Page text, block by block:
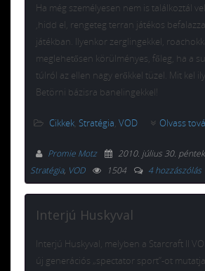
Ha még személyesen nem is találkoztál
,hidd el, rengeteg terran játékos
játékban. Ilyenkor zerglingekkel,
meglehetősen körülményes, főleg, ha a
túlról az ellen nagy erőkkel tüzel. Mit kel
Betörni bázisra banelingekkel!
Cikkek, Stratégia, VOD Olvass
Promie Motz 2010. július 30. péntek
Stratégia, VOD 1504 4 hozzászólás
Interjú Huskyval
Interjú Huskyval, melyben a Starcraft II
új generációs „spectator sport”-ot